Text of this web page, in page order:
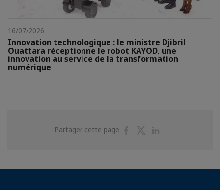
16/07/2026
Innovation technologique : le ministre Djibril
Ouattara réceptionne le robot KAYOD, une
innovation au service de la transformation
numérique
Partager cette page
PartagerPartager